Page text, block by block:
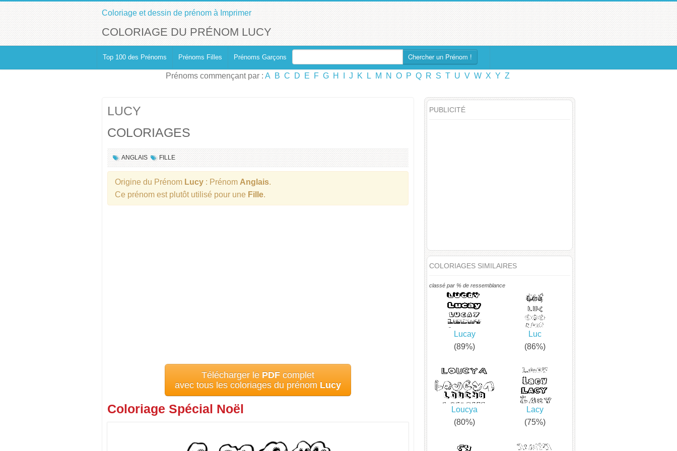
Coloriage et dessin de prénom à Imprimer
COLORIAGE DU PRÉNOM LUCY
Top 100 des Prénoms Prénoms Filles Prénoms Garçons Chercher un Prénom !
Prénoms commençant par : A B C D E F G H J K L M N O P Q R S T U V W X Y Z
LUCY
COLORIAGES
ANGLAIS FILLE
Origine du Prénom Lucy : Prénom Anglais.
Ce prénom est plutôt utilisé pour une Fille.
Télécharger le PDF complet
avec tous les coloriages du prénom Lucy
Coloriage Spécial Noël
PUBLICITÉ
COLORIAGES SIMILAIRES
classé par % de ressemblance
Lucay
(89%)
Luc
(86%)
Loucya
(80%)
Lacy
(75%)